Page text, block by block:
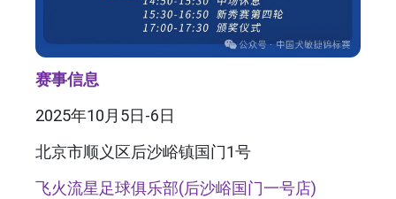
赛事信息
2025年10月5日-6日
北京市顺义区后沙峪镇国门1号
飞火流星足球俱乐部(后沙峪国门一号店)